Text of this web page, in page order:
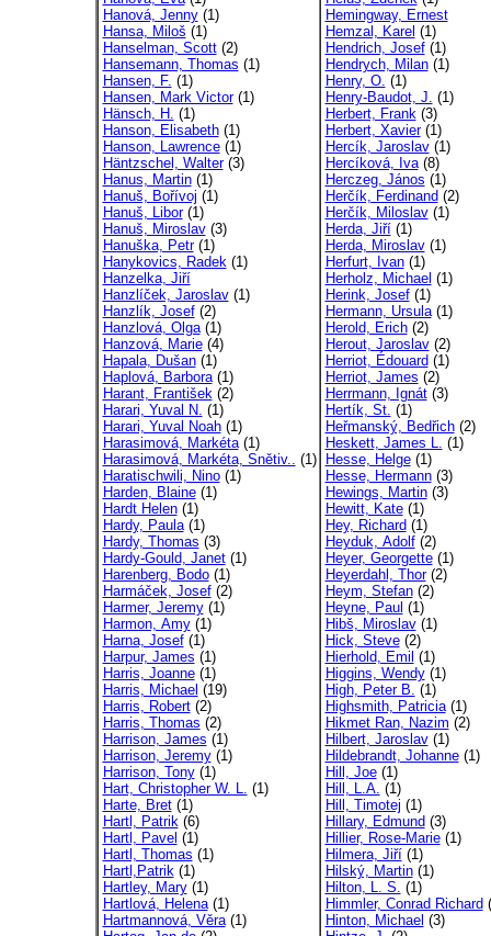
Hanová, Jenny(1)
Hansa, Miloš (1)
Hanselman, Scott(2)
Hansemann, Thomas (1)
Hansen, F. (1)
Hansen, Mark Victor(1)
Hänsch, H. (1)
Hanson, Elisabeth(1)
Hanson, Lawrence(1)
Häntzschel, Walter(3)
Hanus, Martin(1)
Hanuš, Bořívoj (1)
Hanuš, Libor(1)
Hanuš, Miroslav(3)
Hanuška, Petr(1)
Hanykovics, Radek(1)
Hanzelka, Jiří
Hanzlíček, Jaroslav(1)
Hanzlík, Josef(2)
Hanzlová, Olga(1)
Hanzová, Marie(4)
Hapala, Dušan(1)
Haplová, Barbora(1)
Harant, František(2)
Harari, Yuval N. (1)
Harari, Yuval Noah(1)
Harasimová, Markéta(1)
Harasimová, Markéta, Snětiv.. (1)
Haratischwili, Nino(1)
Harden, Blaine(1)
Hardt Helen(1)
Hardy, Paula(1)
Hardy, Thomas (3)
Hardy-Gould, Janet(1)
Harenberg, Bodo(1)
Harmáček, Josef(2)
Harmer, Jeremy(1)
Harmon, Amy(1)
Harna, Josef(1)
Harpur, James (1)
Harris, Joanne(1)
Harris, Michael (19)
Harris, Robert(2)
Harris, Thomas (2)
Harrison, James (1)
Harrison, Jeremy(1)
Harrison, Tony(1)
Hart, Christopher W. L. (1)
Harte, Bret(1)
Hartl, Patrik(6)
Hartl, Pavel (1)
Hartl, Thomas (1)
Hartl,Patrik(1)
Hartley, Mary(1)
Hartlová, Helena(1)
Hartmannová, Věra(1)
Hemingway, Ernest
Hemzal, Karel (1)
Hendrich, Josef(1)
Hendrych, Milan(1)
Henry, O. (1)
Henry-Baudot, J. (1)
Herbert, Frank(3)
Herbert, Xavier(1)
Hercík, Jaroslav(1)
Hercíková, Iva(8)
Herczeg, János (1)
Herčík, Ferdinand (2)
Herčík, Miloslav(1)
Herda, Jiří(1)
Herda, Miroslav(1)
Herfurt, Ivan(1)
Herholz, Michael (1)
Herink, Josef(1)
Hermann, Ursula(1)
Herold, Erich(2)
Herout, Jaroslav(2)
Herriot, Édouard (1)
Herriot, James (2)
Herrmann, Ignát(3)
Hertík, St. (1)
Heřmanský, Bedřich(2)
Heskett, James L. (1)
Hesse, Helge(1)
Hesse, Hermann(3)
Hewings, Martin(3)
Hewitt, Kate(1)
Hey, Richard (1)
Heyduk, Adolf(2)
Heyer, Georgette(1)
Heyerdahl, Thor(2)
Heym, Stefan(2)
Heyne, Paul (1)
Hibš, Miroslav(1)
Hick, Steve(2)
Hierhold, Emil (1)
Higgins, Wendy(1)
High, Peter B. (1)
Highsmith, Patricia(1)
Hikmet Ran, Nazim (2)
Hilbert, Jaroslav(1)
Hildebrandt, Johanne(1)
Hill, Joe(1)
Hill, L.A. (1)
Hill, Timotej (1)
Hillary, Edmund (3)
Hillier, Rose-Marie(1)
Hilmera, Jiří(1)
Hilský, Martin(1)
Hilton, L. S. (1)
Himmler, Conrad Richard
Hinton, Michael (3)